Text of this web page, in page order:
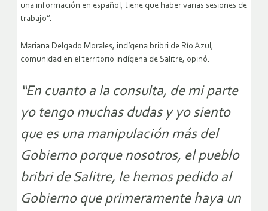
una información en español, tiene que haber varias sesiones de
trabajo”.
Mariana Delgado Morales, indígena bribri de Río Azul,
comunidad en el territorio indígena de Salitre, opinó:
“En cuanto a la consulta, de mi parte
yo tengo muchas dudas y yo siento
que es una manipulación más del
Gobierno porque nosotros, el pueblo
bribri de Salitre, le hemos pedido al
Gobierno que primeramente haya un